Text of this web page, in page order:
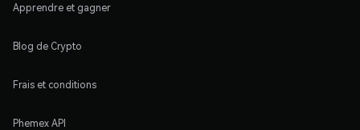
Apprendre et gagner
Blog de Crypto
Frais et conditions
Phemex API